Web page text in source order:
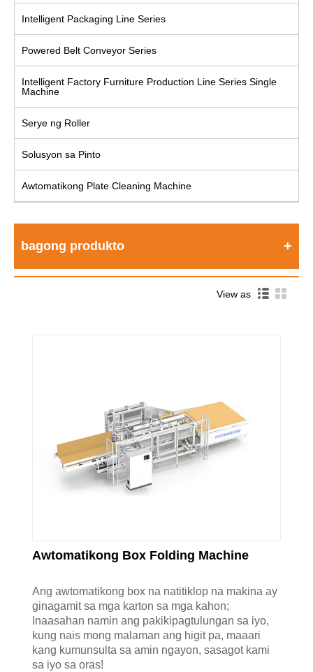
Intelligent Packaging Line Series
Powered Belt Conveyor Series
Intelligent Factory Furniture Production Line Series Single
Machine
Serye ng Roller
Solusyon sa Pinto
Awtomatikong Plate Cleaning Machine
bagong produkto
View as
Awtomatikong Box Folding Machine
Ang awtomatikong box na natitiklop na makina ay
ginagamit sa mga karton sa mga kahon;
Inaasahan namin ang pakikipagtulungan sa iyo,
kung nais mong malaman ang higit pa, maaari
kang kumunsulta sa amin ngayon, sasagot kami
sa iyo sa oras!